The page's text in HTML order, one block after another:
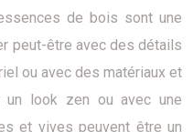
de bois sont une
peut-être avec des détails
ou avec des matériaux et
look zen ou avec une
et vives peuvent être un